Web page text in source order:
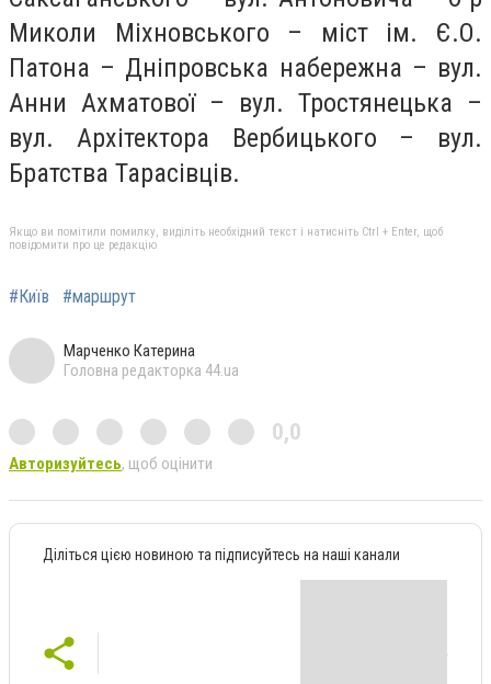
Миколи Міхновського – міст ім. Є.О.
Патона – Дніпровська набережна – вул.
Анни Ахматової – вул. Тростянецька –
вул. Архітектора Вербицького – вул.
Братства Тарасівців.
Якщо ви помітили помилку, виділіть необхідний текст і натисніть Ctrl + Enter, щоб
повідомити про це редакцію
#Київ #маршрут
Марченко Катерина
Головна редакторка 44.ua
0,0
Авторизуйтесь, щоб оцінити
Діліться цією новиною та підписуйтесь на наші канали